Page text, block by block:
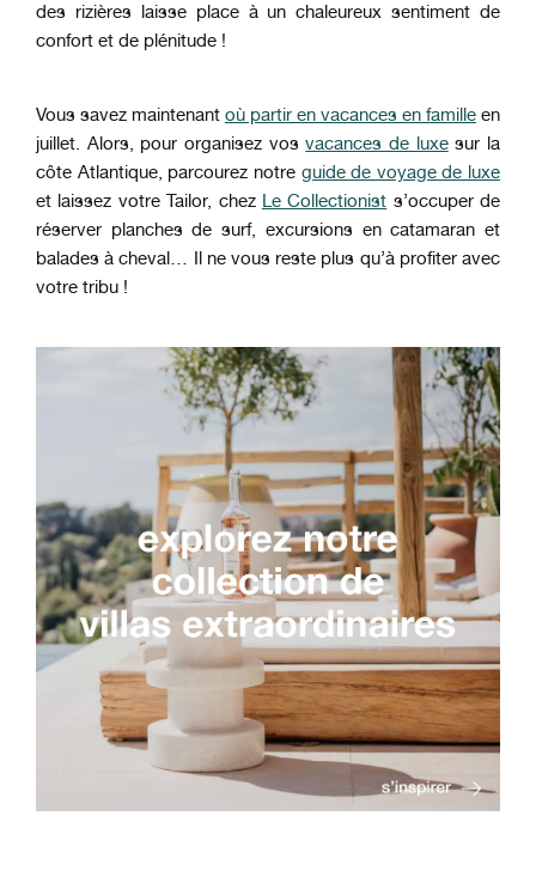
des rizières laisse place à un chaleureux sentiment de
confort et de plénitude !
Vous savez maintenant où partir en vacances en famille en
juillet. Alors, pour organisez vosvacances de luxesur la
côte Atlantique, parcourez notre guide de voyage de luxe
et laissez votre Tailor, chez Le Collectionist s’occuper de
réserver planches de surf, excursions en catamaran et
balades à cheval… Il ne vous reste plus qu’à profiter avec
votre tribu !